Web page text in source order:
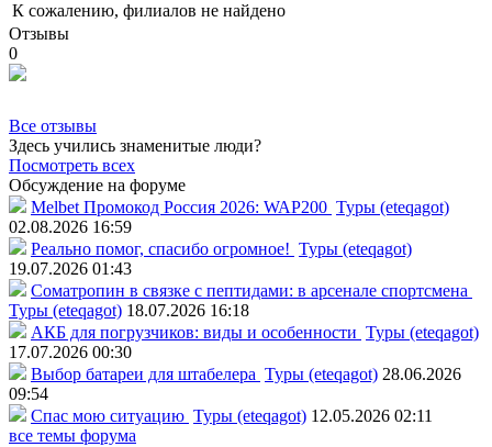
К сожалению, филиалов не найдено
Отзывы
0
Все отзывы
Здесь учились знаменитые люди?
Посмотреть всех
Обсуждение на форуме
Melbet Промокод Россия 2026: WAP200 Туры (eteqagot)
02.08.2026 16:59
Реально помог, спасибо огромное! Туры (eteqagot)
19.07.2026 01:43
Соматропин в связке с пептидами: в арсенале спортсмена
Туры (eteqagot) 18.07.2026 16:18
АКБ для погрузчиков: виды и особенности Туры (eteqagot)
17.07.2026 00:30
Выбор батареи для штабелера Туры (eteqagot) 28.06.2026
09:54
Спас мою ситуацию Туры (eteqagot) 12.05.2026 02:11
все темы форума